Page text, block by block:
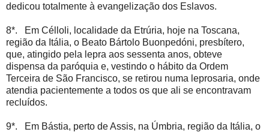
dedicou totalmente à evangelização dos Eslavos.
8*. Em Célloli, localidade da Etrúria, hoje na Toscana,
região da Itália, o Beato Bártolo Buonpedóni, presbítero,
que, atingido pela lepra aos sessenta anos, obteve
dispensa da paróquia e, vestindo o hábito da Ordem
Terceira de São Francisco, se retirou numa leprosaria, onde
atendia pacientemente a todos os que ali se encontravam
recluídos.
9*. Em Bástia, perto de Assis, na Úmbria, região da Itália, o